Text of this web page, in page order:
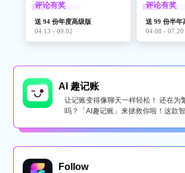
评论有奖
送 94 份年度高级版
04.13 - 09.02
评论有奖
送 99 份半年
04.08 - 07.20
AI 趣记账
让记账变得像聊天一样轻松！ 还在为
吗？「AI趣记账」来拯救你啦！这款
Follow